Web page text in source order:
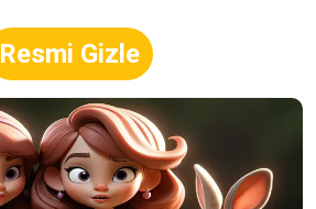
Resmi Gizle